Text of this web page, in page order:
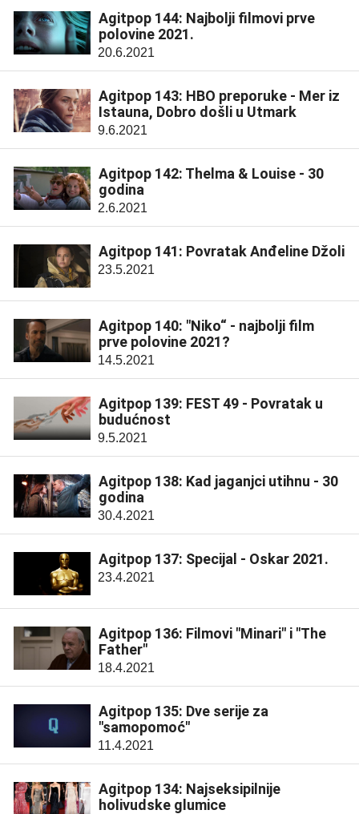
Agitpop 144: Najbolji filmovi prve
polovine 2021.
20.6.2021
Agitpop 143: HBO preporuke - Mer iz
Istauna, Dobro došli u Utmark
9.6.2021
Agitpop 142: Thelma & Louise - 30
godina
2.6.2021
Agitpop 141: Povratak Anđeline Džoli
23.5.2021
Agitpop 140: "Niko“ - najbolji film
prve polovine 2021?
14.5.2021
Agitpop 139: FEST 49 - Povratak u
budućnost
9.5.2021
Agitpop 138: Kad jaganjci utihnu - 30
godina
30.4.2021
Agitpop 137: Specijal - Oskar 2021.
23.4.2021
Agitpop 136: Filmovi "Minari" i "The
Father"
18.4.2021
Agitpop 135: Dve serije za
"samopomoć"
11.4.2021
Agitpop 134: Najseksipilnije
holivudske glumice